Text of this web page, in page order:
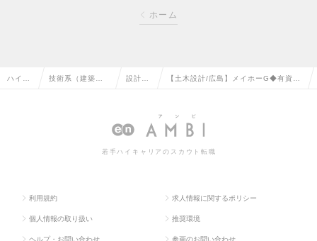
ホーム
ハイク 技術系（建築・ 設計
木）の
【土木設計/広島】メイホーG◆有資格
0年の安定企業>の求人情報
若手ハイキャリアのスカウト転職
利用規約 求人情報に関するポリシー
個人情報の取り扱い 推奨環境
ヘルプ・お問い合わせ 参画のお問い合わせ